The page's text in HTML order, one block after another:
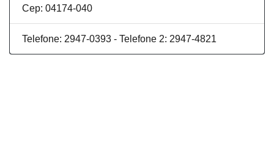
Cep: 04174-040
Telefone: 2947-0393 - Telefone 2: 2947-4821